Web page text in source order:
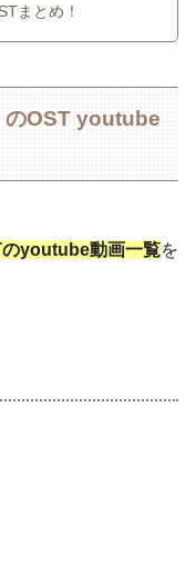
まとめ！
のOST youtube
youtube動画一覧を